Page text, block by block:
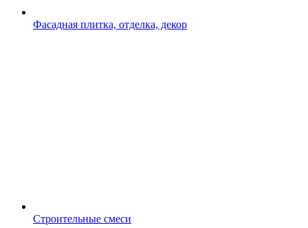
Фасадная плитка, отделка, декор
Строительные смеси